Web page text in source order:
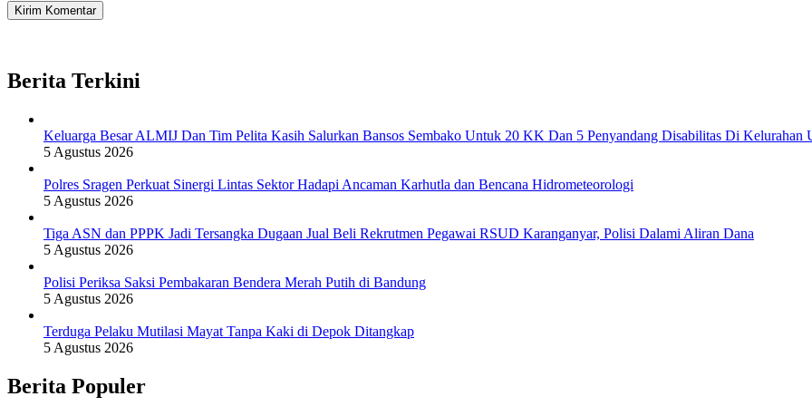
Berita Terkini
Keluarga Besar ALMIJ Dan Tim Pelita Kasih Salurkan Bansos Sembako Untuk 20 KK Dan 5 Penyandang Disabilitas Di Kelurahan
5 Agustus 2026
Polres Sragen Perkuat Sinergi Lintas Sektor Hadapi Ancaman Karhutla dan Bencana Hidrometeorologi
5 Agustus 2026
Tiga ASN dan PPPK Jadi Tersangka Dugaan Jual Beli Rekrutmen Pegawai RSUD Karanganyar, Polisi Dalami Aliran Dana
5 Agustus 2026
Polisi Periksa Saksi Pembakaran Bendera Merah Putih di Bandung
5 Agustus 2026
Terduga Pelaku Mutilasi Mayat Tanpa Kaki di Depok Ditangkap
5 Agustus 2026
Berita Populer